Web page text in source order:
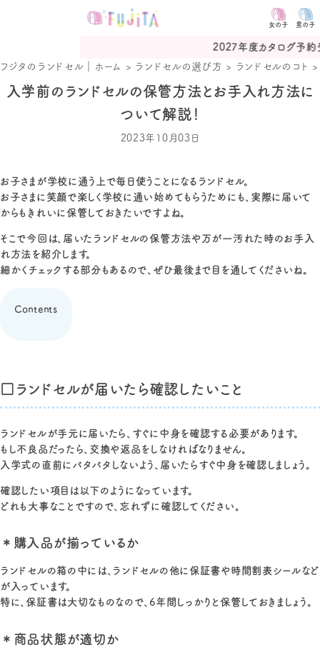
女の子 男の子
2027年度カタログ予約受付中
フジタのランドセル｜ホーム
> ランドセルの選び方 > ランドセルのコト
入学前のランドセルの保管方法とお手入れ方法に
ついて解説！
2023年10月03日
お子さまが学校に通う上で毎日使うことになるランドセル。
お子さまに笑顔で楽しく学校に通い始めてもらうためにも、実際に届いて
からもきれいに保管しておきたいですよね。
そこで今回は、届いたランドセルの保管方法や万が一汚れた時のお手入
れ方法を紹介します。
細かくチェックする部分もあるので、ぜひ最後まで目を通してくださいね。
Contents
□ランドセルが届いたら確認したいこと
ランドセルが手元に届いたら、すぐに中身を確認する必要があります。
もし不良品だったら、交換や返品をしなければなりません。
入学式の直前にバタバタしないよう、届いたらすぐ中身を確認しましょう。
確認したい項目は以下のようになっています。
どれも大事なことですので、忘れずに確認してください。
＊購入品が揃っているか
ランドセルの箱の中には、ランドセルの他に保証書や時間割表シールなど
が入っています。
特に、保証書は大切なものなので、6年間しっかりと保管しておきましょう。
＊商品状態が適切か